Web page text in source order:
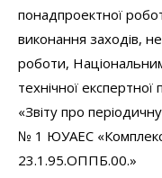
понадпроектної
виконання заходів,
роботи,
технічної
«Звіту про
№ 1 ЮУАЕС
23.1.95.ОППБ.00.»